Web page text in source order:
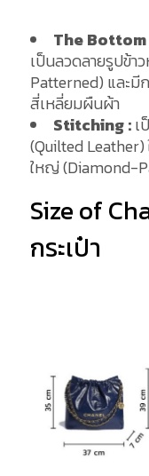
The Bottom
เป็นลวดลายรูปข้
Patterned) และมี
สี่เหลี่ยมผืนผ้า
Stitching :เ
(Quilted
ใหญ่ (Diamond-
Size of
กระเป๋า